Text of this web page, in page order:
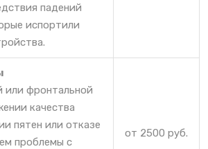
падений
испортили
или фронтальной
качества
пятен или отказе
проблемы с
от 2500 руб.